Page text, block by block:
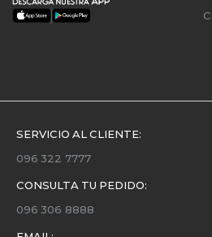
SERVICIO AL CLIENTE:
096 322 7777
CONSULTA TU PEDIDO:
096 306 8888